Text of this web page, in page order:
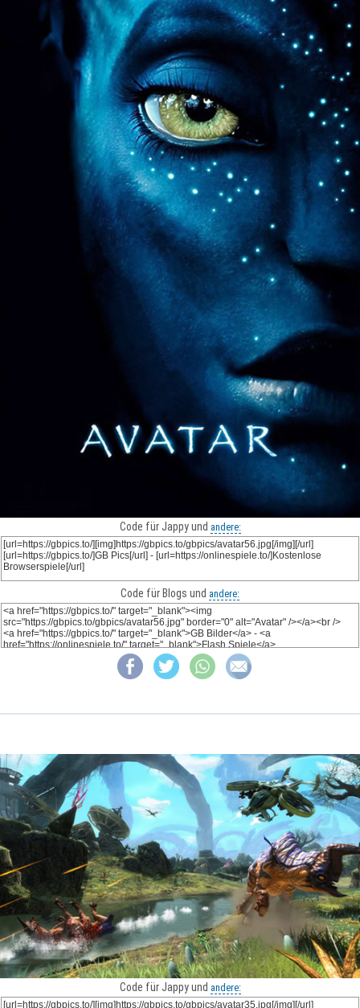
Code für Jappy und andere:
Code für Blogs und andere:
Code für Jappy und andere: